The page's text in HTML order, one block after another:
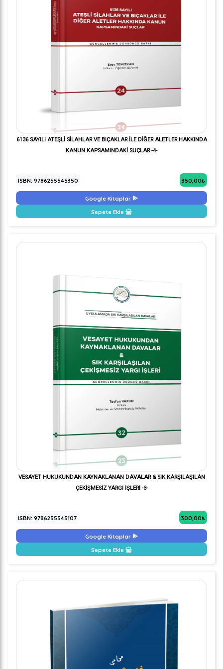
6136 SAYILI ATEŞLİ SİLAHLAR VE BIÇAKLAR İLE DİĞER ALETLER HAKKINDA
KANUN KAPSAMINDAKİ SUÇLAR -4-
ISBN: 9786255545350 350,00₺
Google Kitaplar
Sepete Ekle
VESAYET HUKUKUNDAN KAYNAKLANAN DAVALAR & SIK KARŞILAŞILAN
ÇEKİŞMESİZ YARGI İŞLERİ -3-
ISBN: 9786255545107 300,00₺
Google Kitaplar
Sepete Ekle